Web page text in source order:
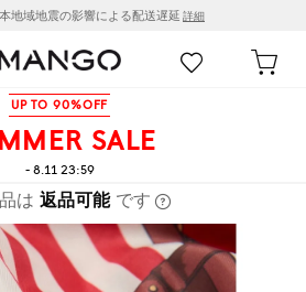
地域地震の影響による配送遅延 詳細
UP TO 90%OFF
SALE
- 8.11 23:59
は 返品可能 です